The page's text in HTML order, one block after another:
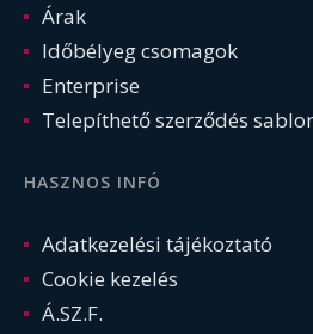
Árak
Időbélyeg csomagok
Enterprise
Telepíthető szerződés
HASZNOS INFÓ
Adatkezelési tájékoztató
Cookie kezelés
Á.SZ.F.